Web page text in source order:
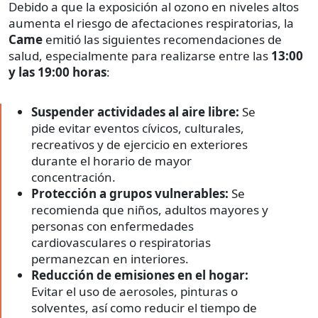
Debido a que la exposición al ozono en niveles altos
aumenta el riesgo de afectaciones respiratorias, la
Came emitió las siguientes recomendaciones de
salud, especialmente para realizarse entre las 13:00
y las 19:00 horas:
Suspender actividades al aire libre: Se
pide evitar eventos cívicos, culturales,
recreativos y de ejercicio en exteriores
durante el horario de mayor
concentración.
Protección a grupos vulnerables: Se
recomienda que niños, adultos mayores y
personas con enfermedades
cardiovasculares o respiratorias
permanezcan en interiores.
Reducción de emisiones en el hogar:
Evitar el uso de aerosoles, pinturas o
solventes, así como reducir el tiempo de